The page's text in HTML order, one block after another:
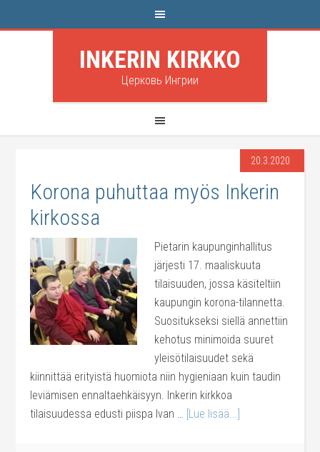
INKERIN KIRKKO
Церковь Ингрии
20.3.2020
Korona puhuttaa myös Inkerin
kirkossa
Pietarin kaupunginhallitus
järjesti 17. maaliskuuta
tilaisuuden, jossa käsiteltiin
kaupungin korona-tilannetta.
Suositukseksi siellä annettiin
kehotus minimoida suuret
yleisötilaisuudet sekä
kiinnittää erityistä huomiota niin hygieniaan kuin taudin
leviämisen ennaltaehkäisyyn. Inkerin kirkkoa
tilaisuudessa edusti piispa Ivan … [Lue lisää...]